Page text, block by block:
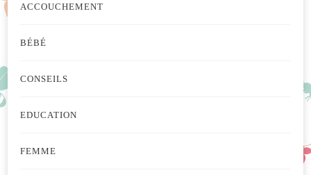
ACCOUCHEMENT
BÉBÉ
CONSEILS
EDUCATION
FEMME